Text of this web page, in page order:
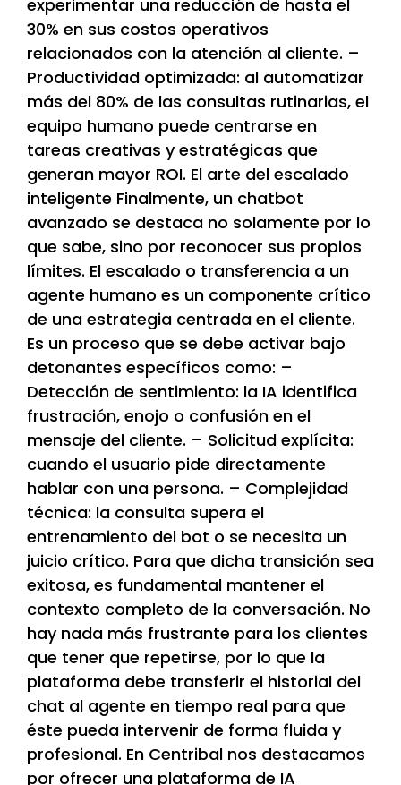
experimentar una reducción de hasta el
30% en sus costos operativos
relacionados con la atención al cliente. –
Productividad optimizada: al automatizar
más del 80% de las consultas rutinarias, el
equipo humano puede centrarse en
tareas creativas y estratégicas que
generan mayor ROI. El arte del escalado
inteligente Finalmente, un chatbot
avanzado se destaca no solamente por lo
que sabe, sino por reconocer sus propios
límites. El escalado o transferencia a un
agente humano es un componente crítico
de una estrategia centrada en el cliente.
Es un proceso que se debe activar bajo
detonantes específicos como: –
Detección de sentimiento: la IA identifica
frustración, enojo o confusión en el
mensaje del cliente. – Solicitud explícita:
cuando el usuario pide directamente
hablar con una persona. – Complejidad
técnica: la consulta supera el
entrenamiento del bot o se necesita un
juicio crítico. Para que dicha transición sea
exitosa, es fundamental mantener el
contexto completo de la conversación. No
hay nada más frustrante para los clientes
que tener que repetirse, por lo que la
plataforma debe transferir el historial del
chat al agente en tiempo real para que
éste pueda intervenir de forma fluida y
profesional. En Centribal nos destacamos
por ofrecer una plataforma de IA